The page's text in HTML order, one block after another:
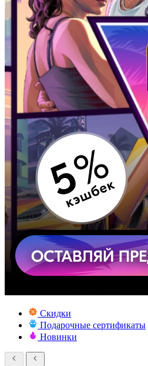
Скидки
Подарочные сертификаты
Новинки